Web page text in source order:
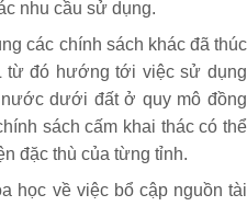
nhu cầu sử dụng.
các chính sách khác đã thúc
từ đó hướng tới việc sử dụng
dưới đất ở quy mô đồng
sách cấm khai thác có thể
đặc thù của từng tỉnh.
học về việc bổ cập nguồn tài